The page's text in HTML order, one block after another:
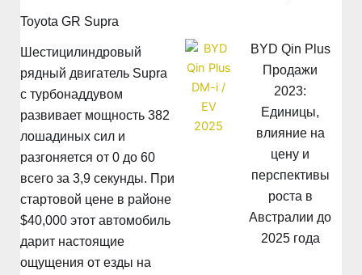
Toyota GR Supra
Шестицилиндровый
рядный двигатель Supra
с турбонаддувом
развивает мощность 382
лошадиных сил и
разгоняется от 0 до 60
всего за 3,9 секунды. При
стартовой цене в районе
$40,000 этот автомобиль
дарит настоящие
ощущения от езды на
BYD Qin Plus
Продажи
2023:
Единицы,
влияние на
цену и
перспективы
роста в
Австралии до
2025 года